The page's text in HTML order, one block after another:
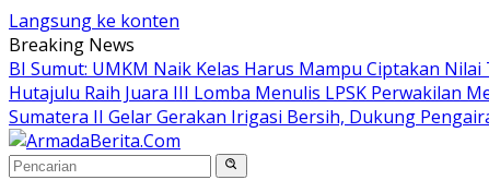
Langsung ke konten
Breaking News
BI Sumut: UMKM Naik Kelas Harus Mampu Ciptakan
Hutajulu Raih Juara III Lomba Menulis LPSK Perwakilan
Sumatera II Gelar Gerakan Irigasi Bersih, Dukung